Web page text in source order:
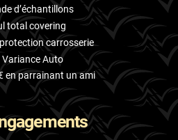
d’échantillons
total covering
carrosserie
Variance Auto
en parrainant un ami